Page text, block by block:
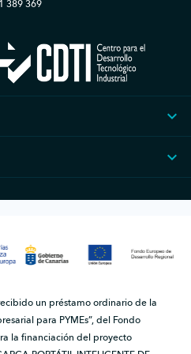
389 369
un préstamo ordinario de la
para PYMEs”, del Fondo
la financiación del proyecto